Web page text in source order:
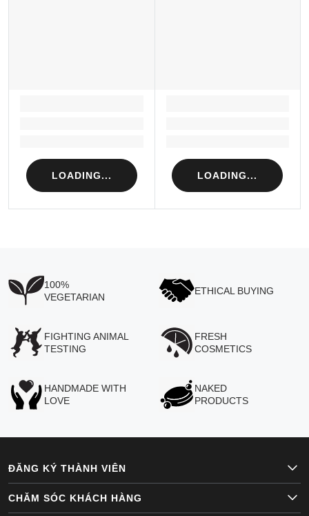
LOADING... LOADING...
100%
VEGETARIAN
ETHICAL BUYING
FIGHTING ANIMAL
TESTING
FRESH
COSMETICS
HANDMADE WITH
LOVE
NAKED
PRODUCTS
ĐĂNG KÝ THÀNH VIÊN
CHĂM SÓC KHÁCH HÀNG